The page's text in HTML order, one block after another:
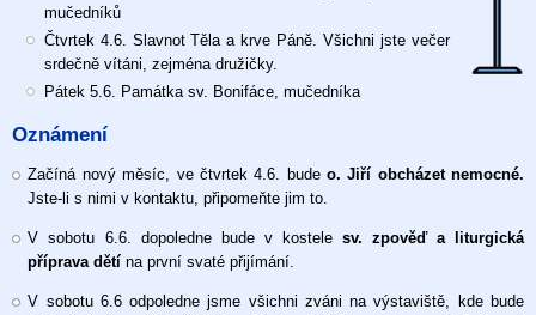
2026
mučedníků
Čtvrtek 4.6. Slavnot Těla a krve Páně. Všichni jste večer
srdečně vítáni, zejména družičky.
Pátek 5.6. Památka sv. Bonifáce, mučedníka
Oznámení
Začíná nový měsíc, ve čtvrtek 4.6. bude o. Jiří obcházet nemocné.
Jste-li s nimi v kontaktu, připomeňte jim to.
V sobotu 6.6. dopoledne bude v kostelesv. zpověď a liturgická
příprava dětína první svaté přijímání.
V sobotu 6.6 odpoledne jsme všichni zváni na výstaviště, kde bude